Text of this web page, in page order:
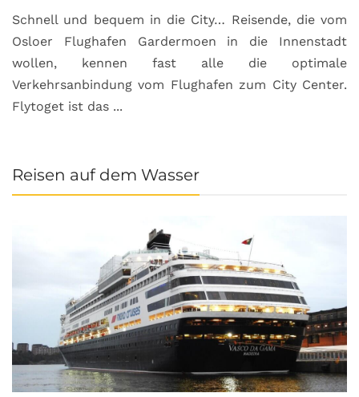
Schnell und bequem in die City… Reisende, die vom
Osloer Flughafen Gardermoen in die Innenstadt
wollen, kennen fast alle die optimale
Verkehrsanbindung vom Flughafen zum City Center.
Flytoget ist das ...
Reisen auf dem Wasser